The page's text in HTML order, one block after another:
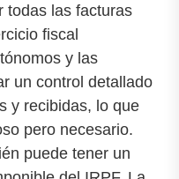
todas las facturas
fiscal
y las
un control detallado
y recibidas, lo que
pero necesario.
puede tener un